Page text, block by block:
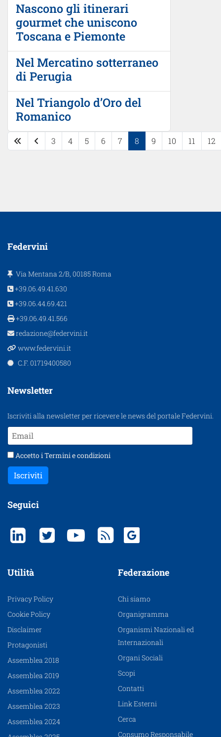
Nascono gli itinerari
gourmet che uniscono
Toscana e Piemonte
Nel Mercatino sotterraneo
di Perugia
Nel Triangolo d’Oro del
Romanico
Pagina 8 di 12
3 4 5 6 7 8 9 10 11 12
Federvini
Via Mentana 2/B, 00185 Roma
+39.06.49.41.630
+39.06.44.69.421
+39.06.49.41.566
redazione@federvini.it
www.federvini.it
C.F. 01719400580
Newsletter
Iscriviti alla newsletter per ricevere le news del portale Federvini.
Accetto iTermini e condizioni
Iscriviti
Seguici
Utilità
Privacy Policy
Cookie Policy
Disclaimer
Protagonisti
Assemblea 2018
Assemblea 2019
Assemblea 2022
Assemblea 2023
Assemblea 2024
Federazione
Chi siamo
Organigramma
Organismi Nazionali ed
Internazionali
Organi Sociali
Scopi
Contatti
Link Esterni
Cerca
Consumo Responsabile